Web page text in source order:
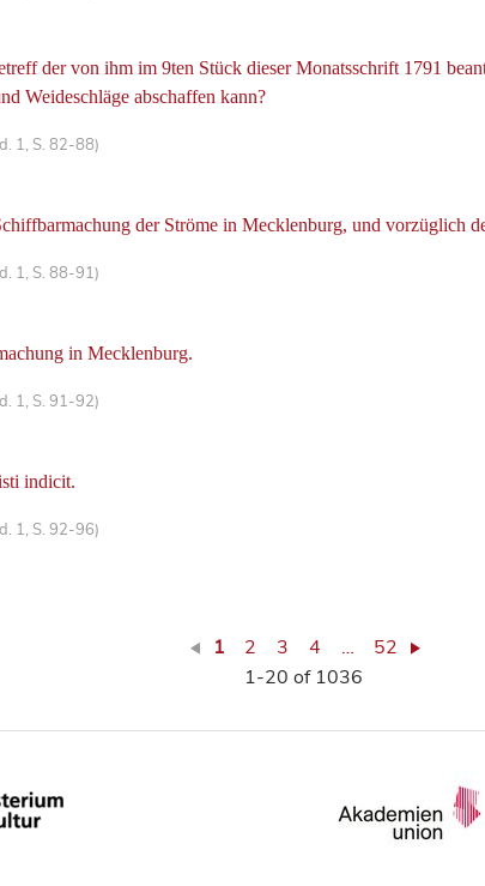
der von ihm im 9ten Stück dieser Monatsschrift 1791
Weideschläge abschaffen kann?
1, S. 82-88)
der Ströme in Mecklenburg, und vorzüglich
1, S. 88-91)
in Mecklenburg.
1, S. 91-92)
indicit.
1, S. 92-96)
1 2 3 4 …
52
1-20 of 1036